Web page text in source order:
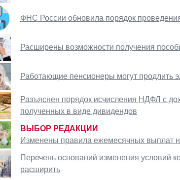
ФНС России обновила порядок
Расширены возможности получения
Работающие пенсионеры могут продлить
Разъяснен порядок исчисления НДФЛ с
полученных в виде дивидендов
ВЫБОР РЕДАКЦИИ
Изменены правила ежемесячных выплат
Перечень оснований изменения условий
расширить